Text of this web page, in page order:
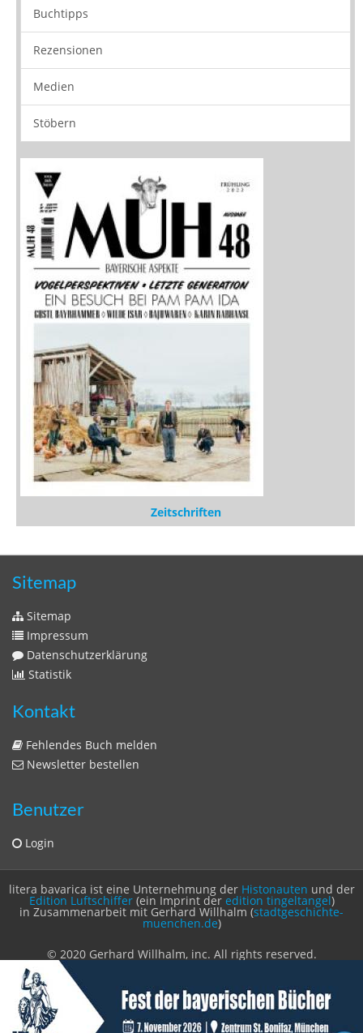
Buchtipps
Rezensionen
Medien
Stöbern
Zeitschriften
Sitemap
Sitemap
Impressum
Datenschutzerklärung
Statistik
Kontakt
Fehlendes Buch melden
Newsletter bestellen
Benutzer
Login
litera bavarica ist eine Unternehmung der Histonauten und der
Edition Luftschiffer(ein Imprint der edition tingeltangel)
in Zusammenarbeit mit Gerhard Willhalm (stadtgeschichte-
muenchen.de)
© 2020 Gerhard Willhalm, inc. All rights reserved.